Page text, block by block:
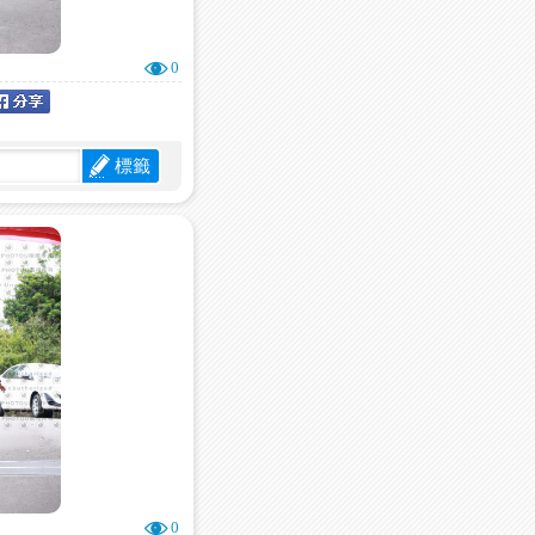
0
標籤
0